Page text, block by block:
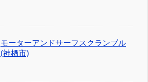
モーターアンドサーフスクランブル
(神栖市)